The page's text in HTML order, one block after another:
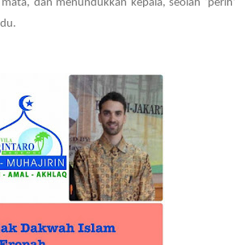
dan menundukkan kepala, seolah ‘perih’